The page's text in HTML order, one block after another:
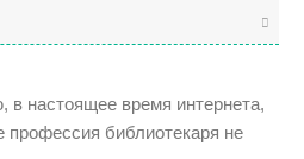
в настоящее время интернета,
профессия библиотекаря не